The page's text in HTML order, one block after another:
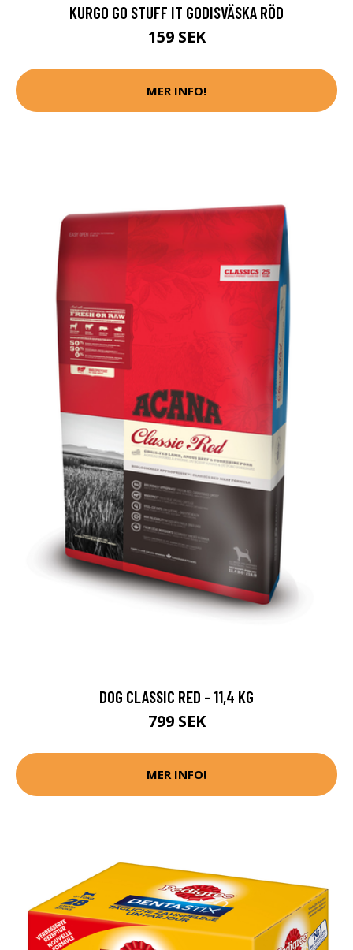
KURGO GO STUFF IT GODISVÄSKA RÖD
159 SEK
MER INFO!
DOG CLASSIC RED - 11,4 KG
799 SEK
MER INFO!